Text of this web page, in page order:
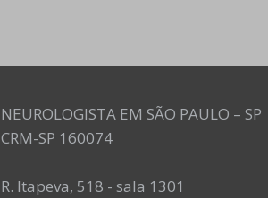
NEUROLOGISTA EM SÃO PAULO – SP
CRM-SP 160074
R. Itapeva, 518 - sala 1301